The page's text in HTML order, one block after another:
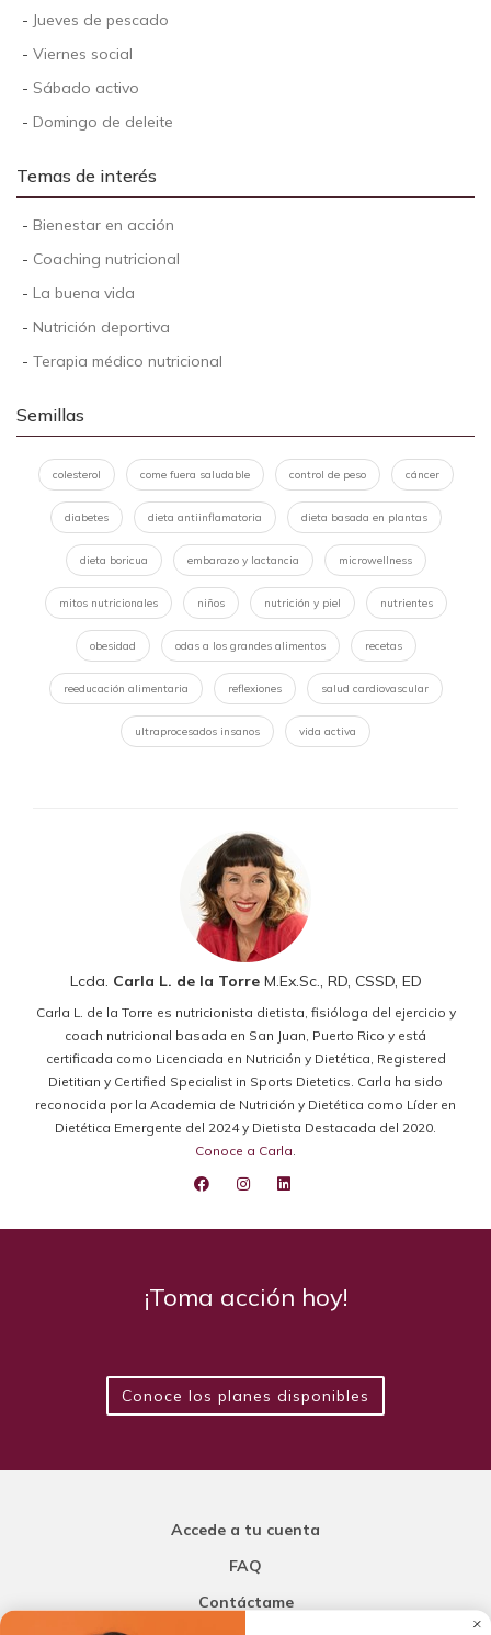
- Jueves de pescado
- Viernes social
- Sábado activo
- Domingo de deleite
Temas de interés
- Bienestar en acción
- Coaching nutricional
- La buena vida
- Nutrición deportiva
- Terapia médico nutricional
Semillas
colesterol come fuera saludable control de peso cáncer
diabetes dieta antiinflamatoria dieta basada en plantas
dieta boricua embarazo y lactancia microwellness
mitos nutricionales niños nutrición y piel nutrientes
obesidad odas a los grandes alimentos recetas
reeducación alimentaria reflexiones salud cardiovascular
ultraprocesados insanos vida activa
Lcda. Carla L. de la TorreM.Ex.Sc., RD, CSSD, ED
Carla L. de la Torre es nutricionista dietista, fisióloga del ejercicio y
coach nutricional basada en San Juan, Puerto Rico y está
certificada como Licenciada en Nutrición y Dietética, Registered
Dietitian y Certified Specialist in Sports Dietetics. Carla ha sido
reconocida por la Academia de Nutrición y Dietética como Líder en
Dietética Emergente del 2024 y Dietista Destacada del 2020.
Conoce a Carla.
¡Toma acción hoy!
Conoce los planes disponibles
Accede a tu cuenta
FAQ
Contáctame